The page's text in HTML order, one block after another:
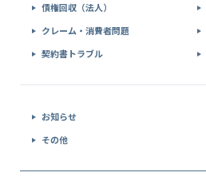
債権回収（法人）
クレーム・消費者問題
契約書トラブル
お知らせ
その他